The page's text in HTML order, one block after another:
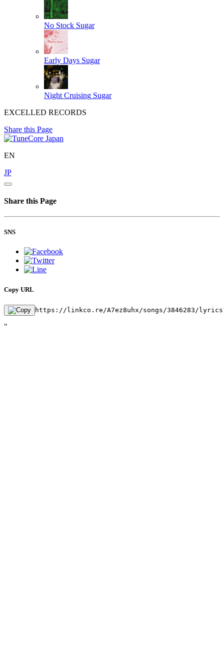
No Stock Sugar
Early Days Sugar
Night Cruising Sugar
EXCELLED RECORDS
Share this Page
EN
JP
Share this Page
SNS
Copy URL
https://linkco.re/A7ez8uhx/songs/3846283/
"